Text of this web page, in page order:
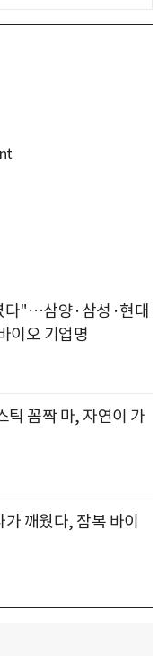
다"…삼양·삼성·현대
이오 기업명
틱 꼼짝 마, 자연이 가
깨웠다, 잠복 바이